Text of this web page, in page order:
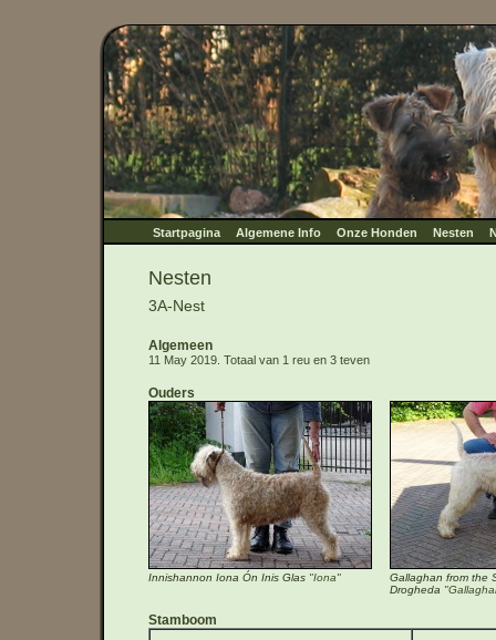
Startpagina Algemene Info Onze Honden Nesten
Nesten
3A-Nest
Algemeen
11 May 2019. Totaal van 1 reu en 3 teven
Ouders
Innishannon Iona Ón Inis Glas"Iona"
Gallaghan from the
Drogheda
Stamboom